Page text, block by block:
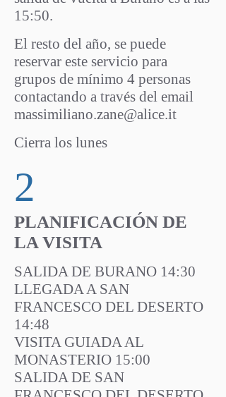
15:50.
El resto del año, se puede
reservar este servicio para
grupos de mínimo 4 personas
contactando a través del email
massimiliano.zane@alice.it
Cierra los lunes
2
PLANIFICACIÓN DE
LA VISITA
SALIDA DE BURANO 14:30
LLEGADA A SAN
FRANCESCO DEL DESERTO
14:48
VISITA GUIADA AL
MONASTERIO 15:00
SALIDA DE SAN